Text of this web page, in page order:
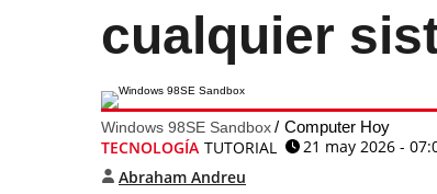
cualquier
Windows 98SE Sandbox Computer Hoy
TECNOLOGÍA TUTORIAL
21 may 2026 -
Abraham Andreu